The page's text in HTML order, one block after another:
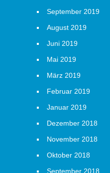
September 2019
August 2019
Juni 2019
Mai 2019
März 2019
Februar 2019
Januar 2019
Dezember 2018
November 2018
Oktober 2018
September 2018